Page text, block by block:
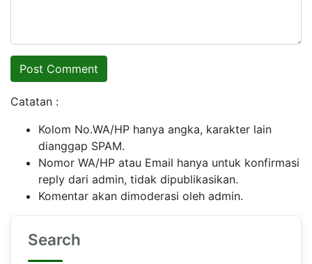
Catatan :
Kolom No.WA/HP hanya angka, karakter lain
dianggap SPAM.
Nomor WA/HP atau Email hanya untuk konfirmasi
reply dari admin, tidak dipublikasikan.
Komentar akan dimoderasi oleh admin.
Search